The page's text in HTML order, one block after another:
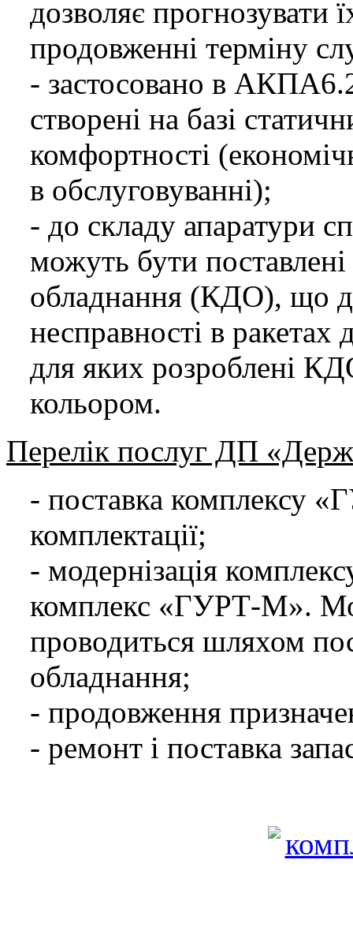
дозволяє прогнозувати
продовженні терміну
- застосовано в
створені на базі
комфортності
в обслуговуванні);
- до складу апаратури
можуть бути
обладнання (КДО), що
несправності в ракетах
для яких розроблені
кольором.
Перелік послуг ДП
- поставка комплексу
комплектації;
- модернізація
комплекс «ГУРТ-М».
проводиться шляхом
обладнання;
- продовження
- ремонт і поставка